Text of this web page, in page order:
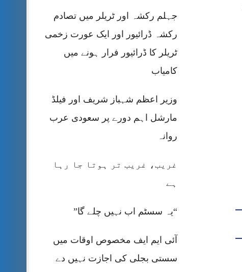
جہلم رکشہ اور ٹریلر میں تصادم
رکشہ ڈرائیور اور ایک عورت زخمی
ٹریلر کا ڈرائیور فرار ہونے میں
کامیاب
وزیر اعظم شہباز شریف اور فیلڈ
مارشل اہم دورے پر سعودی عرب
روانہ
غریب، غریب تر ہوتا جا رہا
ہے
“یہ سسٹم اب نہیں چلے گا”
آئی ایم ایف مخصوص اوقات میں
سستی بجلی کی اجازت نہیں دے